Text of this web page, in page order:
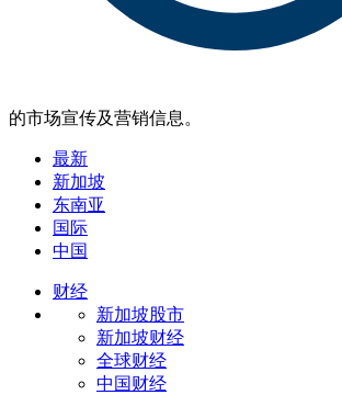
的市场宣传及营销信息。
最新
新加坡
东南亚
国际
中国
财经
新加坡股市
新加坡财经
全球财经
中国财经